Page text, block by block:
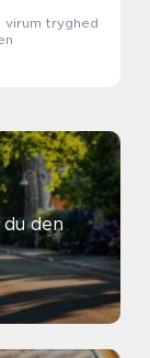
tryghed
den